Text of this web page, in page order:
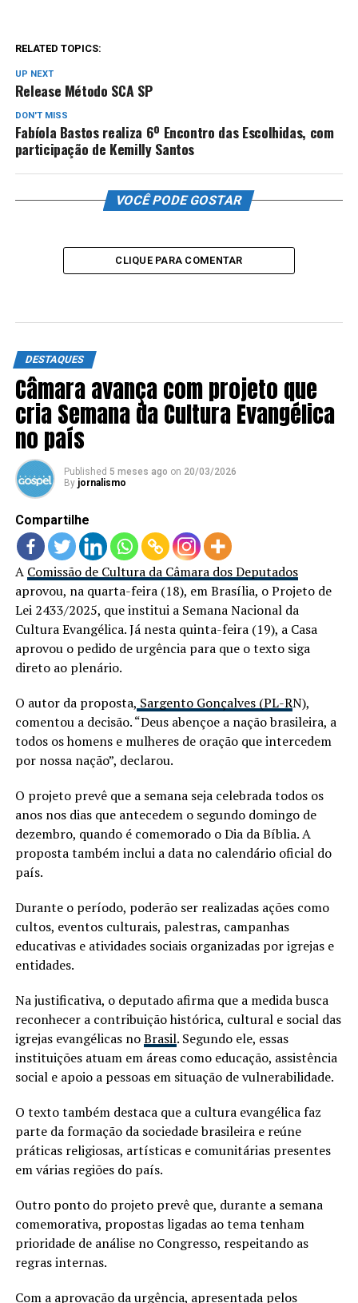
RELATED TOPICS:
UP NEXT
Release Método SCA SP
DON'T MISS
Fabíola Bastos realiza 6º Encontro das Escolhidas, com
participação de Kemilly Santos
VOCÊ PODE GOSTAR
CLIQUE PARA COMENTAR
DESTAQUES
Câmara avança com projeto que
cria Semana da Cultura Evangélica
no país
Published 5 meses ago on 20/03/2026
By jornalismo
Compartilhe
A Comissão de Cultura da Câmara dos Deputados
aprovou, na quarta-feira (18), em Brasília, o Projeto de
Lei 2433/2025, que institui a Semana Nacional da
Cultura Evangélica. Já nesta quinta-feira (19), a Casa
aprovou o pedido de urgência para que o texto siga
direto ao plenário.
O autor da proposta, Sargento Gonçalves (PL-RN),
comentou a decisão. “Deus abençoe a nação brasileira, a
todos os homens e mulheres de oração que intercedem
por nossa nação”, declarou.
O projeto prevê que a semana seja celebrada todos os
anos nos dias que antecedem o segundo domingo de
dezembro, quando é comemorado o Dia da Bíblia. A
proposta também inclui a data no calendário oficial do
país.
Durante o período, poderão ser realizadas ações como
cultos, eventos culturais, palestras, campanhas
educativas e atividades sociais organizadas por igrejas e
entidades.
Na justificativa, o deputado afirma que a medida busca
reconhecer a contribuição histórica, cultural e social das
igrejas evangélicas noBrasil. Segundo ele, essas
instituições atuam em áreas como educação, assistência
social e apoio a pessoas em situação de vulnerabilidade.
O texto também destaca que a cultura evangélica faz
parte da formação da sociedade brasileira e reúne
práticas religiosas, artísticas e comunitárias presentes
em várias regiões do país.
Outro ponto do projeto prevê que, durante a semana
comemorativa, propostas ligadas ao tema tenham
prioridade de análise no Congresso, respeitando as
regras internas.
Com a aprovação da urgência, apresentada pelos